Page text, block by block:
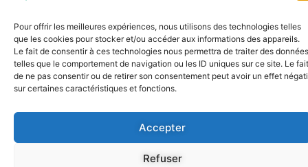
Pour offrir les meilleures expériences, nous utilisons des technologies telles
que les cookies pour stocker et/ou accéder aux informations des appareils.
Le fait de consentir à ces technologies nous permettra de traiter des données
telles que le comportement de navigation ou les ID uniques sur ce site. Le fait
de ne pas consentir ou de retirer son consentement peut avoir un effet
sur certaines caractéristiques et fonctions.
Accepter
Refuser
© 2026 FLO & CO. All Rights Reserved